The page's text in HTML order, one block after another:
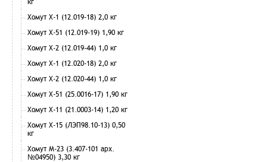
Хомут Х-1 (12.019-18) 2,0 кг
Хомут Х-51 (12.019-19) 1,90 кг
Хомут Х-2 (12.019-44) 1,0 кг
Хомут Х-1 (12.020-18) 2,0 кг
Хомут Х-2 (12.020-44) 1,0 кг
Хомут Х-51 (25.0016-17) 1,90 кг
Хомут Х-11 (21.0003-14) 1,20 кг
Хомут Х-15 (ЛЭП98.10-13) 0,50
кг
Хомут М-23 (3.407-101 арх.
№04950) 3,30 кг